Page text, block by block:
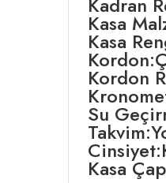
Kasa
Kasa
Kordon
Su
Kasa